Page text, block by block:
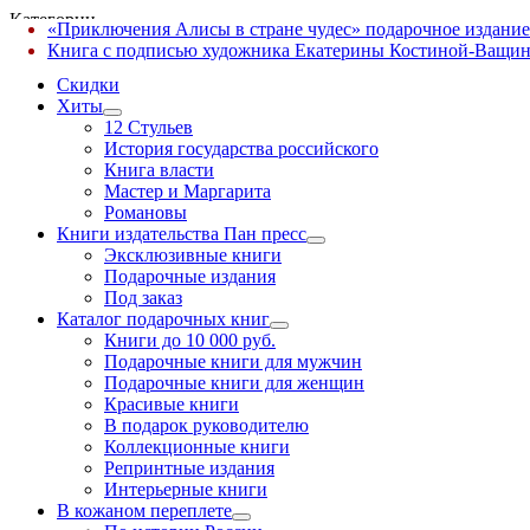
Категории
Скидки
Хиты
12 Стульев
История государства российского
Книга власти
Мастер и Маргарита
Романовы
Книги издательства Пан пресс
Эксклюзивные книги
Подарочные издания
Под заказ
Каталог подарочных книг
Книги до 10 000 руб.
Подарочные книги для мужчин
Подарочные книги для женщин
Красивые книги
В подарок руководителю
Коллекционные книги
Репринтные издания
Интерьерные книги
В кожаном переплете
«Приключения Алисы в стране чудес» подарочное издание
Книга с подписью художника Екатерины Костиной-